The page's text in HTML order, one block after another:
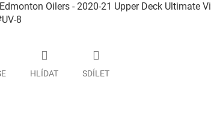
Oilers - 2020-21 Upper Deck Ultimate
8
HLÍDAT SDÍLET